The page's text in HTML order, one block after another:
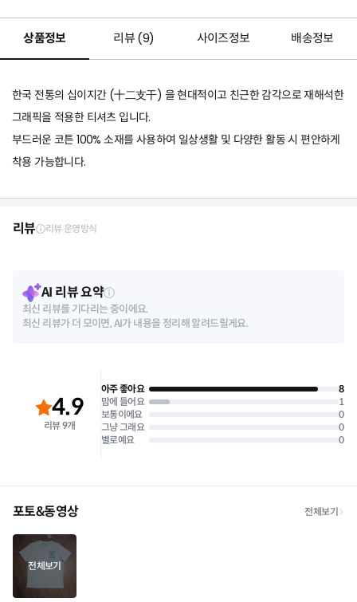
상품정보 리뷰 (9) 사이즈정보 배송정보
한국 전통의 십이지간 (十二支干) 을 현대적이고 친근한 감각으로 재해석한
그래픽을 적용한 티셔츠 입니다.
부드러운 코튼 100% 소재를 사용하여 일상생활 및 다양한 활동 시 편안하게
착용 가능합니다.